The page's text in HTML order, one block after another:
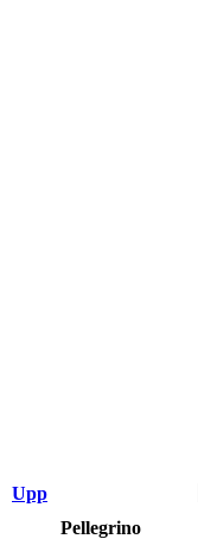
Upp
Pellegrino